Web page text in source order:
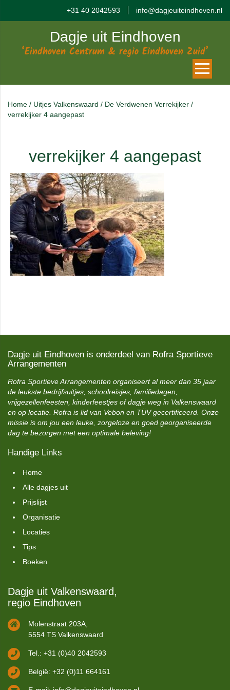
+31 40 2042593 info@dagjeuiteindhoven.nl
Dagje uit Eindhoven
‘Eindhoven Centrum & regio Eindhoven Zuid’
Home / Uitjes Valkenswaard / De Verdwenen Verrekijker /
verrekijker 4 aangepast
verrekijker 4 aangepast
Dagje uit Eindhoven is onderdeel van Rofra Sportieve
Arrangementen
Rofra Sportieve Arrangementen organiseert al meer dan 35 jaar
de leukste bedrijfsuitjes, schoolreisjes, familiedagen,
vrijgezellenfeesten, kinderfeestjes of dagje weg in Valkenswaard
en op locatie. Rofra is lid van Vebon en TÜV gecertificeerd. Onze
missie is om jou een leuke, zorgeloze en goed georganiseerde
dag te bezorgen met een optimale beleving!
Handige Links
Home
Alle dagjes uit
Prijslijst
Organisatie
Locaties
Tips
Boeken
Dagje uit Valkenswaard,
regio Eindhoven
Molenstraat 203A,
5554 TS Valkenswaard
Tel.: +31 (0)40 2042593
België: +32 (0)11 664161